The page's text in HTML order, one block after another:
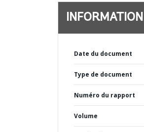
INFORMATION
Date du document
Type de document
Numéro du rapport
Volume